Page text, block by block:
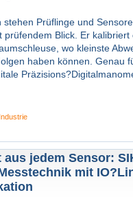
stehen Prüflinge und
prüfendem Blick. Er kalibriert
wo kleinste
haben können. Genau
Industrie
aus jedem Sensor:
mit